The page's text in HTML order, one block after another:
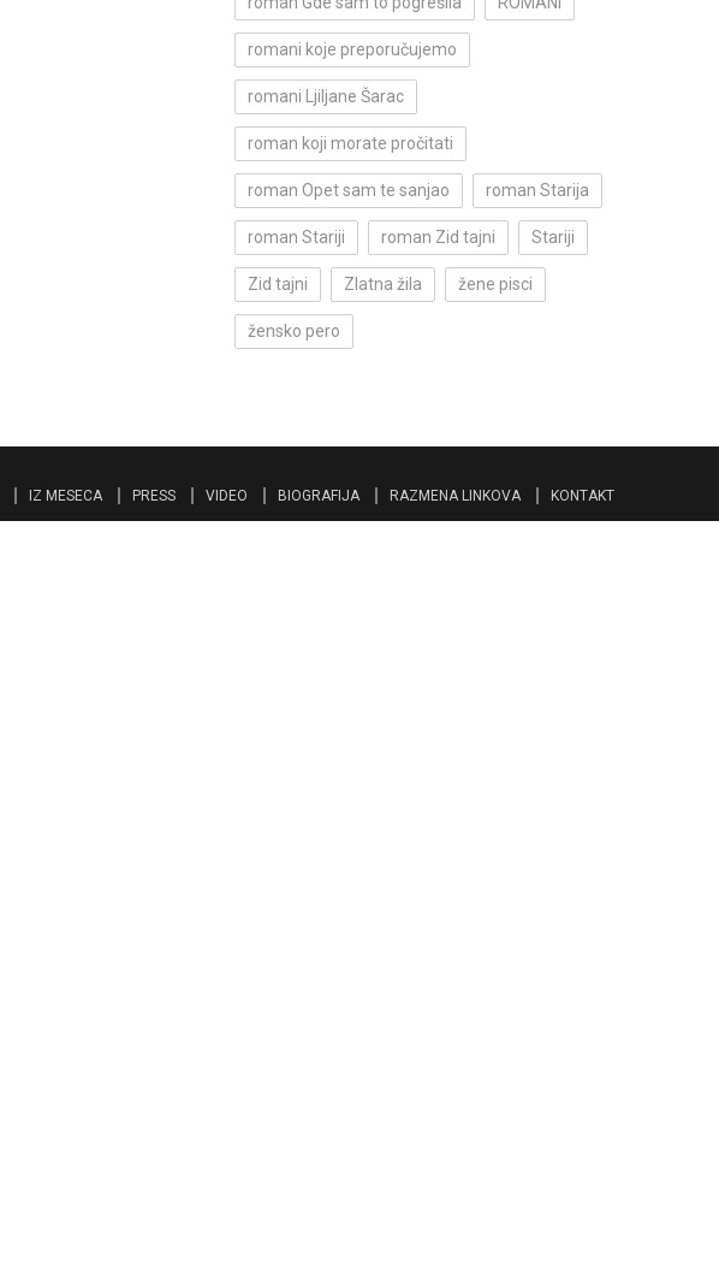
romani koje preporučujemo
romani Ljiljane Šarac
roman koji morate pročitati
roman Opet sam te sanjao roman Starija
roman Stariji roman Zid tajni Stariji
Zid tajni Zlatna žila žene pisci
žensko pero
IZ MESECA PRESS VIDEO BIOGRAFIJA RAZMENA LINKOVA KONTAKT